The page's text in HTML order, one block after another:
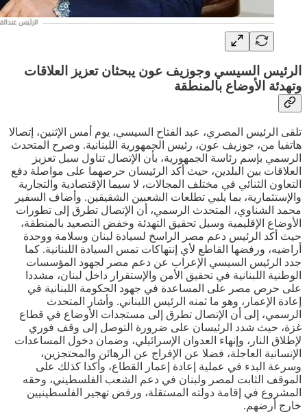
الرئيس السيسي وجوزيف عون يبحثان تعزيز العلاقات
وتهدئة الأوضاع بالمنطقة
تلقى الرئيس المصري، عبد الفتاح السيسي، يوم أمس الإثنين، إتصالا
هاتفيا من، جوزيف عون، رئيس الجمهورية اللبنانية. وصرح المتحدث
الرسمي بإسم رئاسة الجمهورية، بأن الإتصال تناول سبل تعزيز
العلاقات بين البلدين، حيث أكد الرئيسان حرصهما على مواصلة دفع
التعاون الثنائي في مختلف المجالات، لا سيما الإقتصادية والتجارية
والإستثمارية، بما يلبي تطلعات الشعبين الشقيقين. وأضاف السفير
محمد الشناوي، المتحدث الرسمي، أن الإتصال تطرق إلى تطورات
الأوضاع الإقليمية وسبل تحقيق التهدئة وخفض التصعيد بالمنطقة،
حيث أكد الرئيس دعم مصر الراسخ لسيادة لبنان وسلامة ووحدة
أراضيه، ورفضها القاطع لأي إنتهاكات تمس السيادة اللبنانية. كما
جدد الرئيس السيسي الإعراب عن دعم مصر لجهود المؤسسات
الوطنية اللبنانية في تحقيق الأمن والإستقرار داخل لبنان، مشددا
على حرص مصر على المساعدة في جهود الحكومة اللبنانية في
إعادة الإعمار، وهو ما ثمنه الرئيس اللبناني. وأشار المتحدث
الرسمي، إلى أن الإتصال تطرق إلى مستجدات الأوضاع في قطاع
غزة، حيث شدد الرئيسان على ضرورة التوصل إلى وقف فوري
لإطلاق النار، وإنهاء العدوان الإسرائيلي، وضمان دخول المساعدات
الإنسانية العاجلة، فضلا عن الإفراج عن الرهائن والمحتجزين،
وسرعة البدء في عملية إعادة إعمار القطاع، وأكدا كذلك على
الموقف الثابت لمصر ولبنان في دعم الشعب الفلسطيني، وحقه
المشروع في إقامة دولته المستقلة، ورفض تهجير الفلسطينيين
خارج أرضهم.